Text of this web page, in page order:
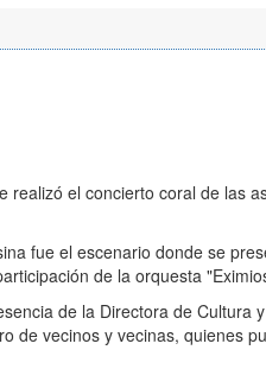
realizó el concierto coral de las
fue el escenario donde se
de la orquesta
de la Directora de
de vecinos y vecinas, quienes